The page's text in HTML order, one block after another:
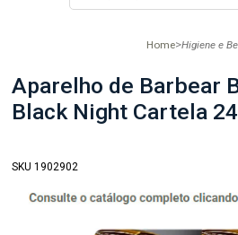
Home Higiene e
Aparelho de Barbear
Black Night Cartela
SKU 1902902